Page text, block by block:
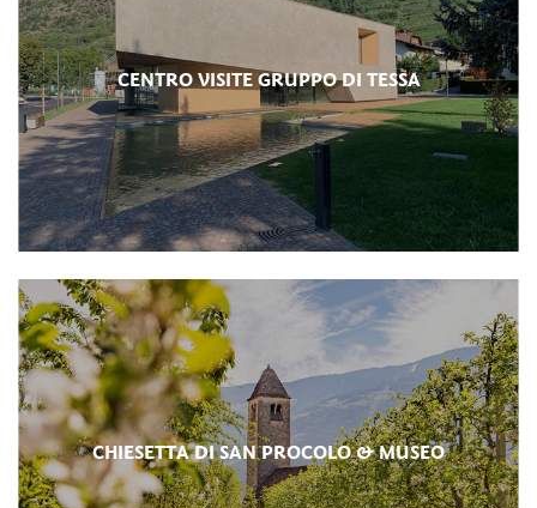
CENTRO VISITE GRUPPO DI TESSA
CHIESETTA DI SAN PROCOLO & MUSEO